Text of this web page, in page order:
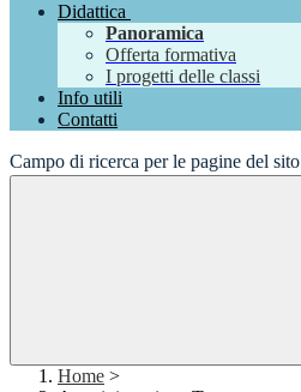
Didattica
Panoramica
Offerta formativa
I progetti delle classi
Info utili
Contatti
Campo di ricerca per le pagine del sito
Home >